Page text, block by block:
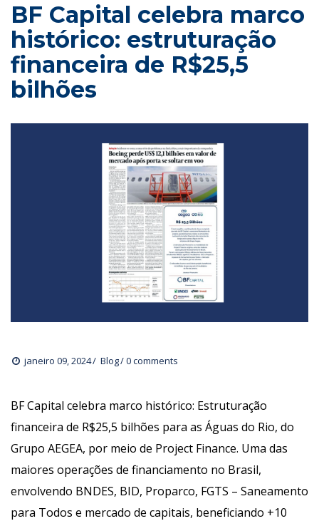
BF Capital celebra marco
histórico: estruturação
financeira de R$25,5
bilhõe
janeiro 09, 2024 Blog 0 comments
BF Capital celebra marco histórico: Estruturação
financeira de R$25,5 bilhões para as Águas do Rio, do
Grupo AEGEA, por meio de Project Finance. Uma das
maiores operações de financiamento no Brasil,
envolvendo BNDES, BID, Proparco, FGTS – Saneamento
para Todos e mercado de capitais, beneficiando +10